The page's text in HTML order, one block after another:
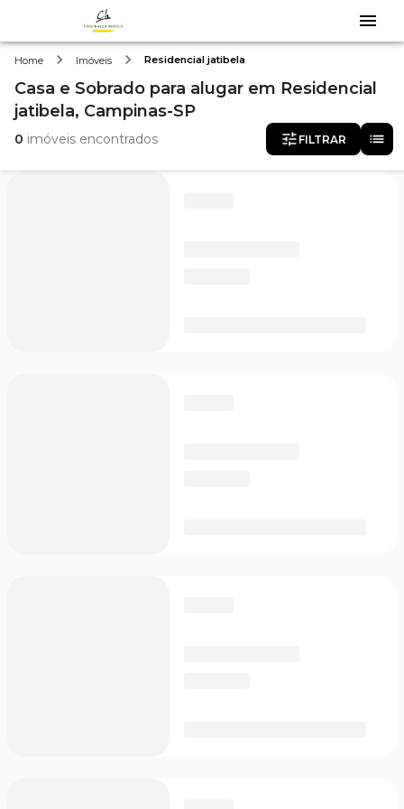
Home Imóveis Residencial jatibela
Casa e Sobrado para alugar em Residencial
jatibela, Campinas-SP
0 imóveis encontrados FILTRAR